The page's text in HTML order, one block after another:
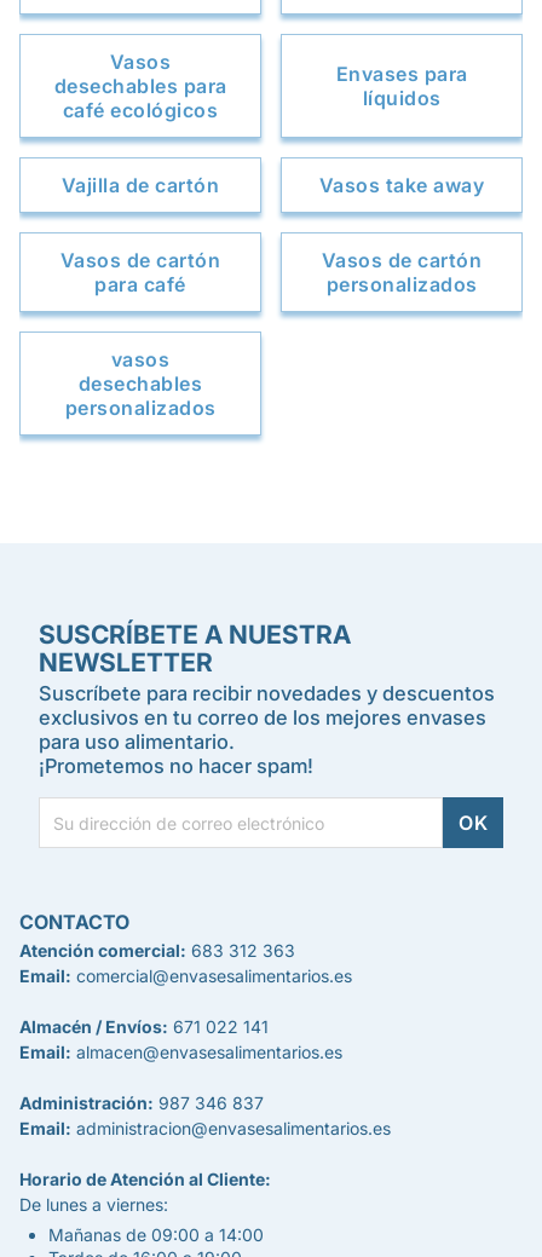
Vasos
desechables para
café ecológicos
Envases para
líquidos
Vajilla de cartón Vasos take away
Vasos de cartón
para café
Vasos de cartón
personalizados
vasos
desechables
personalizados
SUSCRÍBETE A NUESTRA
NEWSLETTER
Suscríbete para recibir novedades y descuentos
exclusivos en tu correo de los mejores envases
para uso alimentario.
¡Prometemos no hacer spam!
CONTACTO
Atención comercial: 683 312 363
Email: comercial@envasesalimentarios.es
Almacén / Envíos: 671 022 141
Email: almacen@envasesalimentarios.es
Administración: 987 346 837
Email: administracion@envasesalimentarios.es
Horario de Atención al Cliente:
De lunes a viernes:
Mañanas de 09:00 a 14:00